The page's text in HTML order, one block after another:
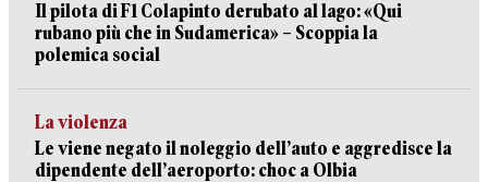
Il pilota di F1 Colapinto derubato al lago: «Qui
rubano più che in Sudamerica» – Scoppia la
polemica social
La violenza
Le viene negato il noleggio dell’auto e aggredisce la
dipendente dell’aeroporto: choc a Olbia